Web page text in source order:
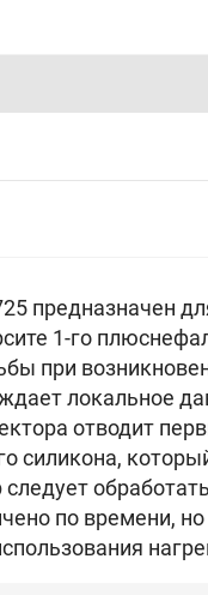
предназначен
1-го
при
локальное
отводит
силикона,
по времени,